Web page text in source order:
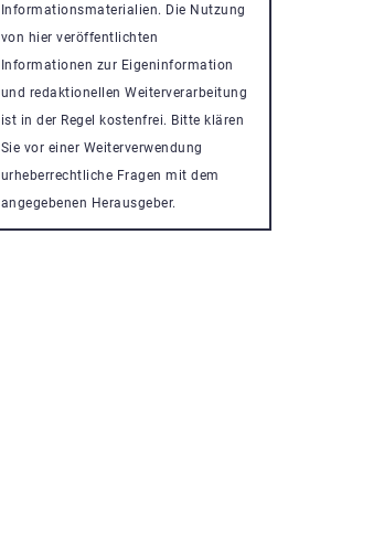
Informationsmaterialien. Die Nutzung
von hier veröffentlichten
Informationen zur Eigeninformation
und redaktionellen Weiterverarbeitung
ist in der Regel kostenfrei. Bitte klären
Sie vor einer Weiterverwendung
urheberrechtliche Fragen mit dem
angegebenen Herausgeber.